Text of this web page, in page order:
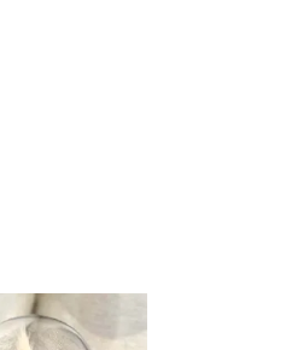
Original
price
price